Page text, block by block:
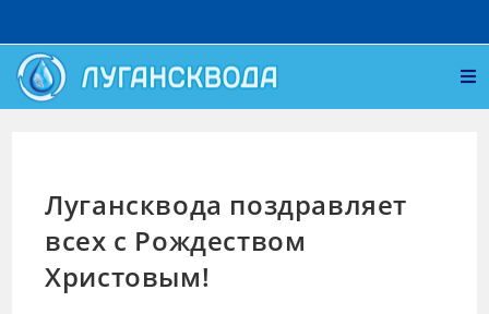
Лугансквода поздравляет
всех с Рождеством
Христовым!